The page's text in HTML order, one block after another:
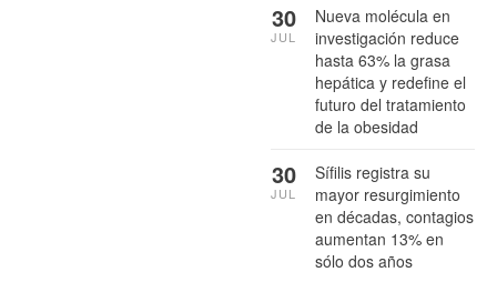
Nueva molécula en
investigación reduce
hasta 63% la grasa
hepática y redefine el
futuro del tratamiento
de la obesidad
30
JUL
Sífilis registra su
mayor resurgimiento
en décadas, contagios
aumentan 13% en
sólo dos años
30
JUL